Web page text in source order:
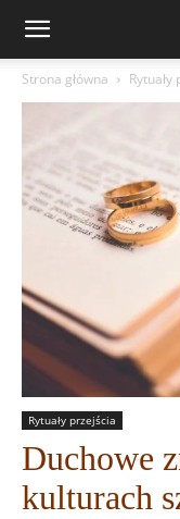
Strona główna Rytuały
Rytuały przejścia
Duchowe
kulturach